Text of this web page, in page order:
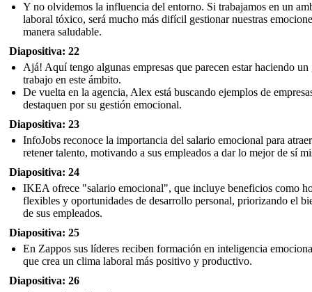
Y no olvidemos la influencia del entorno. Si trabajamos en un
laboral tóxico, será mucho más difícil gestionar nuestras
manera saludable.
Diapositiva: 22
Ajá! Aquí tengo algunas empresas que parecen estar haciendo un
trabajo en este ámbito.
De vuelta en la agencia, Alex está buscando ejemplos de
destaquen por su gestión emocional.
Diapositiva: 23
InfoJobs reconoce la importancia del salario emocional para
retener talento, motivando a sus empleados a dar lo mejor de sí
Diapositiva: 24
IKEA ofrece "salario emocional", que incluye beneficios como
flexibles y oportunidades de desarrollo personal, priorizando el
de sus empleados.
Diapositiva: 25
En Zappos sus líderes reciben formación en inteligencia
que crea un clima laboral más positivo y productivo.
Diapositiva: 26